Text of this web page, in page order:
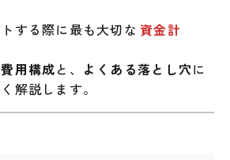
する際に最も大切な 資金計
用構成と、 よくある落とし穴に
解説します。